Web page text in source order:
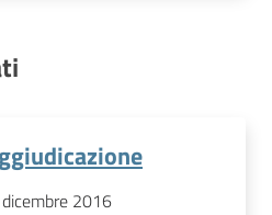
2016